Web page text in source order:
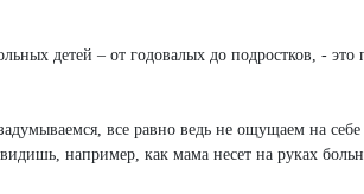
детей – от годовалых до подростков, - это
все равно ведь не ощущаем на себе
например, как мама несет на руках